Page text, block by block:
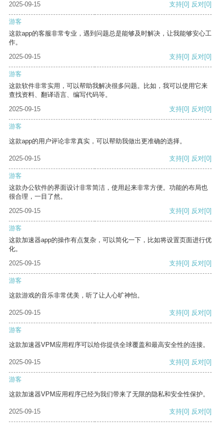
2025-09-15 支持[0] 反对[0]
游客
这款app的客服非常专业，遇到问题总是能够及时解决，让我能够安心工
作。
2025-09-15
支持[0] 反对[0]
游客
这款软件非常实用，可以帮助我解决很多问题。比如，我可以使用它来
查找资料、翻译语言、编写代码等。
2025-09-15
支持[0] 反对[0]
游客
这款app的用户评论非常真实，可以帮助我做出更准确的选择。
2025-09-15 支持[0] 反对[0]
游客
这款办公软件的界面设计非常简洁，使用起来非常方便。功能的布局也
很合理，一目了然。
2025-09-15
支持[0] 反对[0]
游客
这款加速器app的操作有点复杂，可以简化一下，比如将设置页面进行优
化。
2025-09-15
支持[0] 反对[0]
游客
这款游戏的音乐非常优美，听了让人心旷神怡。
2025-09-15 支持[0] 反对[0]
游客
这款加速器VPM应用程序可以给你提供全球覆盖和最高安全性的连接。
2025-09-15 支持[0] 反对[0]
游客
这款加速器VPM应用程序已经为我们带来了无限的隐私和安全性保护。
2025-09-15 支持[0] 反对[0]